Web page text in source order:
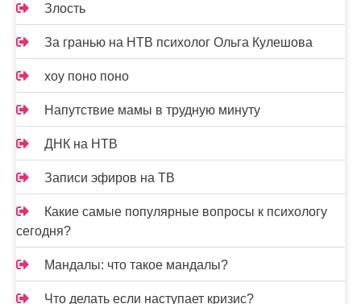
Злость
За гранью на НТВ психолог Ольга Кулешова
хоу поно поно
Напутствие мамы в трудную минуту
ДНК на НТВ
Записи эфиров на ТВ
Какие самые популярные вопросы к психологу
сегодня?
Мандалы: что такое мандалы?
Что делать если наступает кризис?